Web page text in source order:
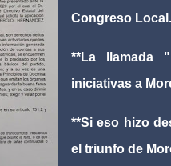
Congreso Local.
**La llamada
iniciativas a
**Si eso hizo
el triunfo de